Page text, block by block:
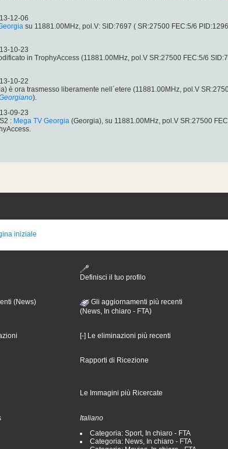
12-06
su 11881.00MHz, pol.V: SID:7697 ( SR:27500 FEC:5/6
10-23
in TrophyAccess (11881.00MHz, pol.V SR:27500 FEC:5/6
10-22
è ora trasmesso liberamente nell´etere (11881.00MHz, pol.V
).
09-23
: Mega TV Georgia (Georgia), su 11881.00MHz, pol.V SR:27500
iniziale
Definisci il tuo profilo
(News)
Gli aggiornamenti più recenti
(News, In chiaro - FTA)
[-] Le eliminazioni più recenti
Rapporti di Ricezione
Le Immagini più Ricercate
Italiano
Categoria: Sport, In chiaro - FTA
Categoria: News, In chiaro - FTA